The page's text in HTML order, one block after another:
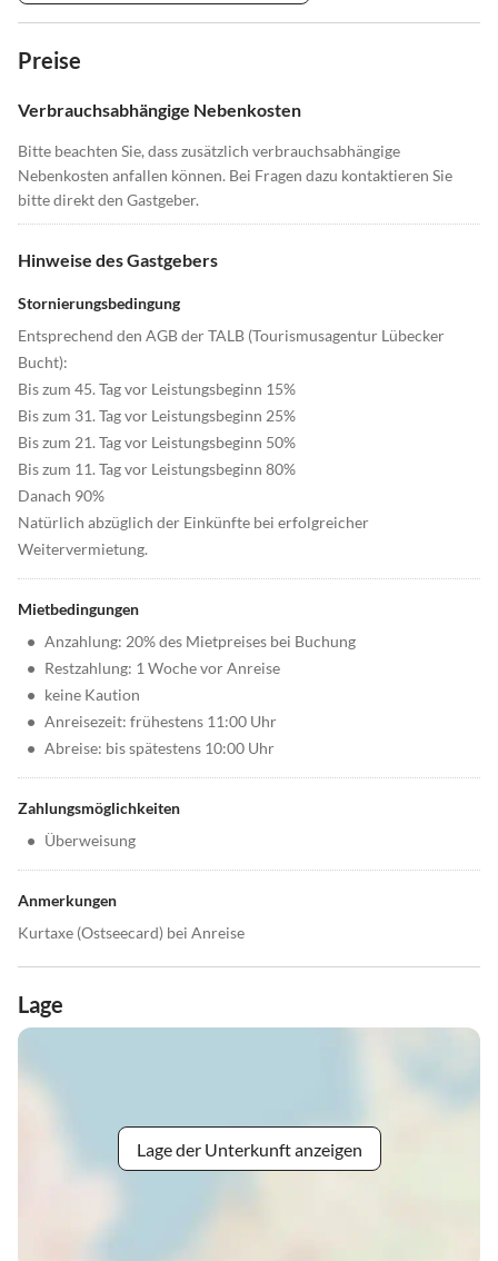
Preise
Verbrauchsabhängige Nebenkosten
Bitte beachten Sie, dass zusätzlich verbrauchsabhängige
Nebenkosten anfallen können. Bei Fragen dazu kontaktieren Sie
bitte direkt den Gastgeber.
Hinweise des Gastgebers
Stornierungsbedingung
Entsprechend den AGB der TALB (Tourismusagentur Lübecker
Bucht):
Bis zum 45. Tag vor Leistungsbeginn 15%
Bis zum 31. Tag vor Leistungsbeginn 25%
Bis zum 21. Tag vor Leistungsbeginn 50%
Bis zum 11. Tag vor Leistungsbeginn 80%
Danach 90%
Natürlich abzüglich der Einkünfte bei erfolgreicher
Weitervermietung.
Mietbedingungen
• Anzahlung: 20% des Mietpreises bei Buchung
• Restzahlung: 1 Woche vor Anreise
• keine Kaution
• Anreisezeit: frühestens 11:00 Uhr
• Abreise: bis spätestens 10:00 Uhr
Zahlungsmöglichkeiten
• Überweisung
Anmerkungen
Kurtaxe (Ostseecard) bei Anreise
Lage
Lage der Unterkunft anzeigen